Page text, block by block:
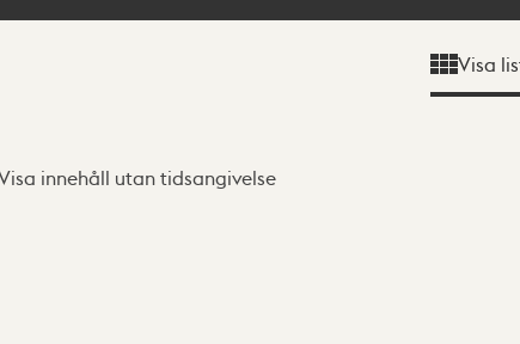
Visa
innehåll utan tidsangivelse